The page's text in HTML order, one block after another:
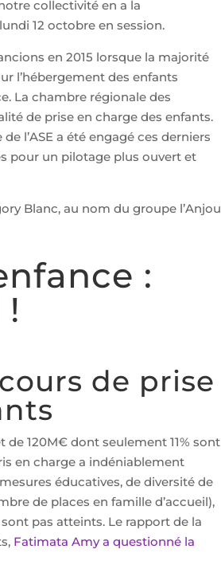
collectivité en a la
12 octobre en session.
en 2015 lorsque la majorité
l’hébergement des enfants
La chambre régionale des
de prise en charge des enfants.
l’ASE a été engagé ces derniers
pour un pilotage plus ouvert et
Blanc, au nom du groupe l’Anjou
:
de prise
120M€ dont seulement 11% sont
en charge a indéniablement
éducatives, de diversité de
de places en famille d’accueil),
pas atteints. Le rapport de la
Fatimata Amy a questionné la